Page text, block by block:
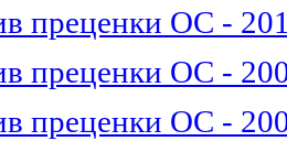
преценки ОС -
преценки ОС -
преценки ОС -